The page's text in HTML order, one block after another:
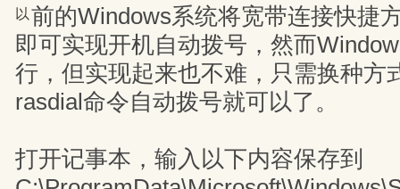
以 前的Windows系统将宽带连接快捷
即可实现开机自动拨号，然而
行，但实现起来也不难，只需换种方
rasdial命令自动拨号就可以了。
打开记事本，输入以下内容保存到